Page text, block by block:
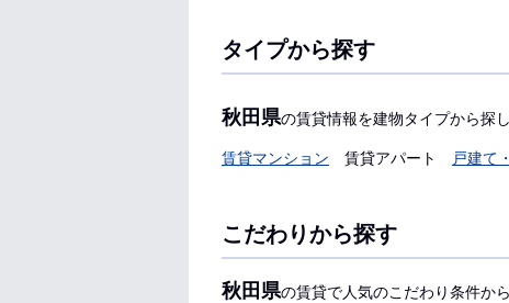
タイプから探す
秋田県の賃貸情報を建物タイプから探
賃貸マンション 賃貸アパート 戸建て
こだわりから探す
秋田県の賃貸で人気のこだわり条件か